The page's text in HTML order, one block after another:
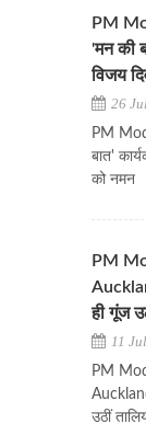
PM
'मन की
विजय
26
PM
बात'
को नमन
PM
ही गूंज
11
PM
उठीं